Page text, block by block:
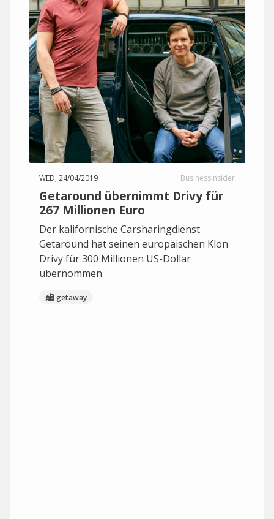
WED, 24/04/2019 BusinessInsider
Getaround übernimmt Drivy für
267 Millionen Euro
Der kalifornische Carsharingdienst
Getaround hat seinen europäischen Klon
Drivy für 300 Millionen US-Dollar
übernommen.
getaway